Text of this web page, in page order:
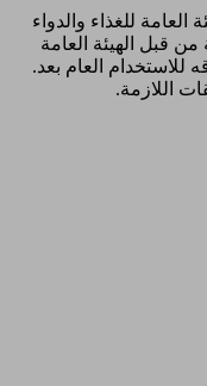
العامة للغذاء والدواء
من قبل الهيئة العامة
للاستخدام العام بعد.
اللازمة.